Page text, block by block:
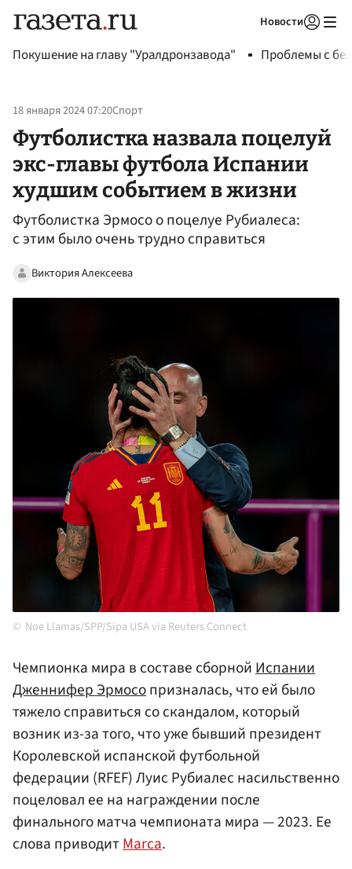
Новости
Покушение на главу "Уралдронзавода" Проблемы с
18 января 2024 07:20Спорт
Футболистка назвала поцелуй
экс-главы футбола Испании
худшим событием в жизни
Футболистка Эрмосо о поцелуе Рубиалеса:
с этим было очень трудно справиться
Виктория Алексеева
Noe Llamas/SPP/Sipa USA via Reuters Connect
Чемпионка мира в составе сборнойИспании
Дженнифер Эрмосопризналась, что ей было
тяжело справиться со скандалом, который
возник из-за того, что уже бывший президент
Королевской испанской футбольной
федерации (RFEF) Луис Рубиалес насильственно
поцеловал ее на награждении после
финального матча чемпионата мира — 2023. Ее
слова приводитMarca.